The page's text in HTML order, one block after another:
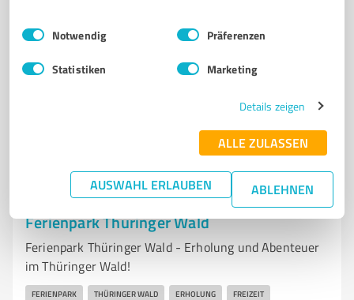
Impressum Datenschutzbestimmungen
Einwilligungsauswahl
Notwendig Präferenzen
Statistiken Marketing
Details zeigen
ALLE ZULASSEN
AUSWAHL ERLAUBEN ABLEHNEN
Hiftenberg 3, 98724 Neuhaus am Rennweg
info@haus-rosenbaum.de www.haus-rosenbaum.de/
Hotels & Unterkünfte
Ferienpark Thüringer Wald
Ferienpark Thüringer Wald - Erholung und Abenteuer
im Thüringer Wald!
FERIENPARK THÜRINGER WALD ERHOLUNG FREIZEIT